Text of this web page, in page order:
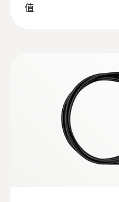
0633 3004 72
testo 300
基础款（二组分O
0~4,000 ppm）
值